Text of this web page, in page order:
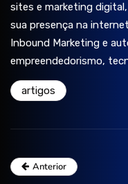
sites e marketing
sua presença na
Inbound Marketing e
empreendedorismo,
artigos
Anterior